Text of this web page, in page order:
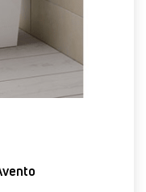
avec cuvette sur pied - Avento